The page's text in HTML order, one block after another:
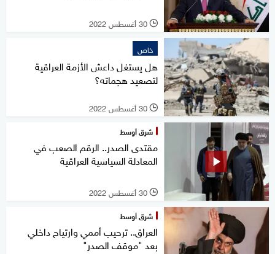
l 30 أغسطس 2022
خاص
هل يستغل داعش الأزمة العراقية
لتصعيد هجماته؟
l 30 أغسطس 2022
شرق أوسط
مقتدى الصدر.. الرقم الصعب في
المعادلة السياسية العراقية
l 30 أغسطس 2022
شرق أوسط
العراق.. ترحيب أممي وارتياح داخلي
بعد "موقف الصدر"